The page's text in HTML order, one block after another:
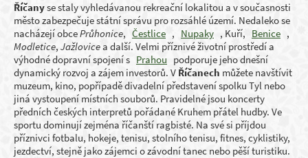
Říčanyse staly vyhledávanou rekreační lokalitou a v současnosti
město zabezpečuje státní správu pro rozsáhlé území. Nedaleko se
nacházejí obcePrůhonice, Čestlice , Nupaky , Kuří, Benice ,
Modletice, Jažlovicea další. Velmi příznivé životní prostředí a
výhodné dopravní spojení s Prahou podporuje jeho dnešní
dynamický rozvoj a zájem investorů. V Říčanech můžete navštívit
muzeum, kino, popřípadě divadelní představení spolku Tyl nebo
jiná vystoupení místních souborů. Pravidelné jsou koncerty
předních českých interpretů pořádané Kruhem přátel hudby. Ve
sportu dominují zejména říčanští ragbisté. Na své si příjdou
příznivci fotbalu, hokeje, tenisu, stolního tenisu, fitnes, cyklistiky,
jezdectví, stejně jako zájemci o závodní tanec nebo pěší turistiku.